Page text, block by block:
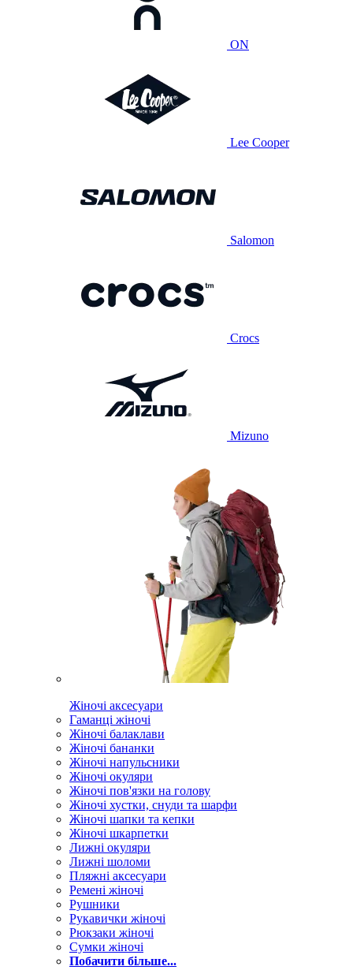
ON
Lee Cooper
Salomon
Crocs
Mizuno
Жіночі аксесуари
Гаманці жіночі
Жіночі балаклави
Жіночі бананки
Жіночі напульсники
Жіночі окуляри
Жіночі пов'язки на голову
Жіночі хустки, снуди та шарфи
Жіночі шапки та кепки
Жіночі шкарпетки
Лижні окуляри
Лижні шоломи
Пляжні аксесуари
Ремені жіночі
Рушники
Рукавички жіночі
Рюкзаки жіночі
Сумки жіночі
Побачити більше...